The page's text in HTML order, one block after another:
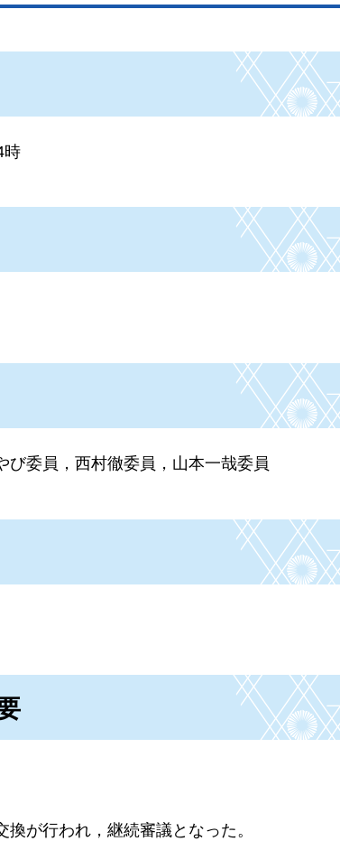
時
委員，西村徹委員，山本一哉委員
換が行われ， 継続審議となった。